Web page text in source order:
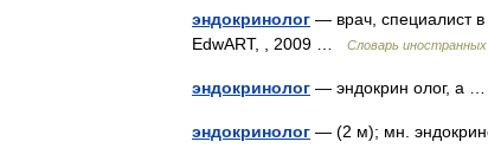
эндокринолог — врач, специалист в
EdwART, , 2009 …
Словарь иностранных
эндокринолог — эндокрин олог, а
эндокринолог — (2 м); мн.